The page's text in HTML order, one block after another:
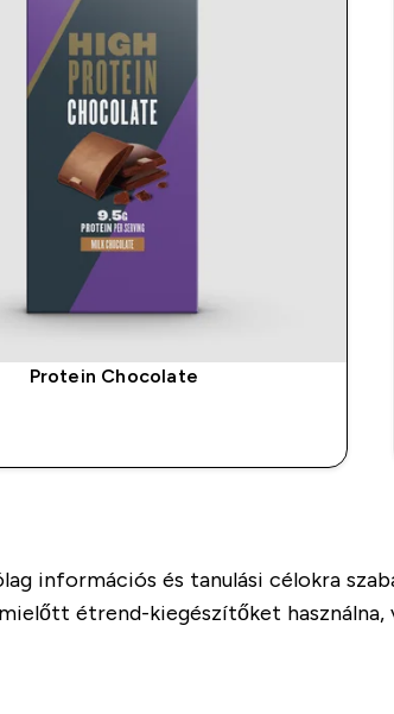
Protein Chocolate
információs és tanulási célokra
étrend-kiegészítőket